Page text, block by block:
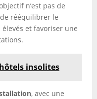
n’est pas de
rééquilibrer le
et favoriser une
insolites
, avec une